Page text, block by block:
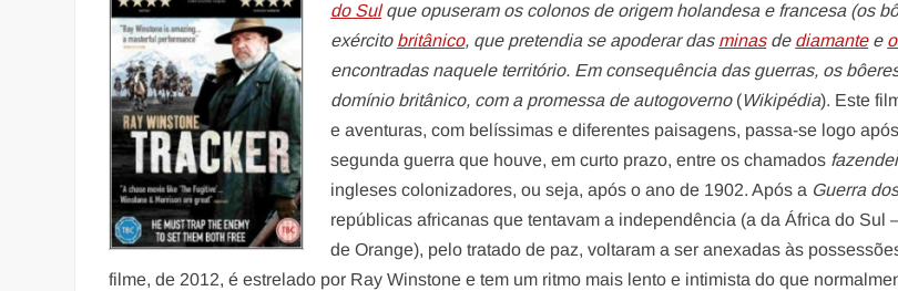
do Sulque opuseram os colonos de origem holandesa e francesa (os
exército britânico, que pretendia se apoderar das minasde diamantee
encontradas naquele território. Em consequência das guerras, os
domínio britânico, com a promessa de autogoverno(Wikipédia). Este
e aventuras, com belíssimas e diferentes paisagens, passa-se logo
segunda guerra que houve, em curto prazo, entre os chamados
ingleses colonizadores, ou seja, após o ano de 1902. Após a Guerra
repúblicas africanas que tentavam a independência (a da África do Sul
de Orange), pelo tratado de paz, voltaram a ser anexadas às
filme, de 2012, é estrelado por Ray Winstone e tem um ritmo mais lento e intimista do que